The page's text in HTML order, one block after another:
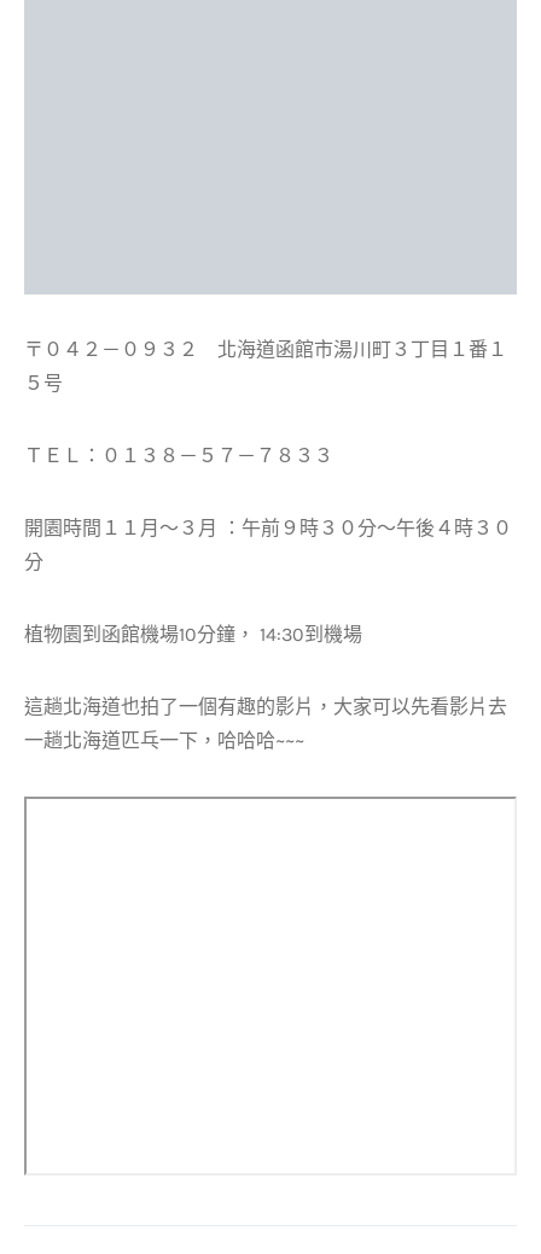
〒０４２－０９３２ 北海道函館市湯川町３丁目１番１
５号
ＴＥＬ：０１３８－５７－７８３３
開園時間１１月～３月 ：午前９時３０分～午後４時３０
分
植物園到函館機場10分鐘， 14:30到機場
這趟北海道也拍了一個有趣的影片，大家可以先看影片去
一趟北海道匹乓一下，哈哈哈~~~